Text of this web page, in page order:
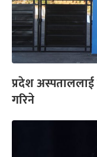
प्रदेश अस्पताललाई
गरिने